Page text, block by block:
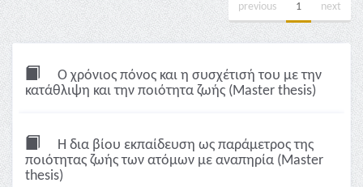
previous 1 next
Ο χρόνιος πόνος και η συσχέτισή του με την
κατάθλιψη και την ποιότητα ζωής (Master thesis)
Η δια βίου εκπαίδευση ως παράμετρος της
ποιότητας ζωής των ατόμων με αναπηρία (Master
thesis)